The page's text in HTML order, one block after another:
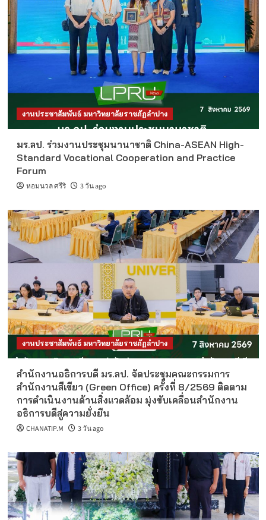
งานประชาสัมพันธ์ มหาวิทยาลัยราชภัฏลำปาง
มร.ลป. ร่วมงานประชุมนานาชาติ China-ASEAN High-
Standard Vocational Cooperation and Practice
Forum
หอมนวล ศรีริ 3 วัน ago
งานประชาสัมพันธ์ มหาวิทยาลัยราชภัฏลำปาง
สำนักงานอธิการบดี มร.ลป. จัดประชุมคณะกรรมการ
สำนักงานสีเขียว (Green Office) ครั้งที่ 8/2569 ติดตาม
การดำเนินงานด้านสิ่งแวดล้อม มุ่งขับเคลื่อนสำนักงาน
อธิการบดีสู่ความยั่งยืน
CHANATIP.M 3 วัน ago